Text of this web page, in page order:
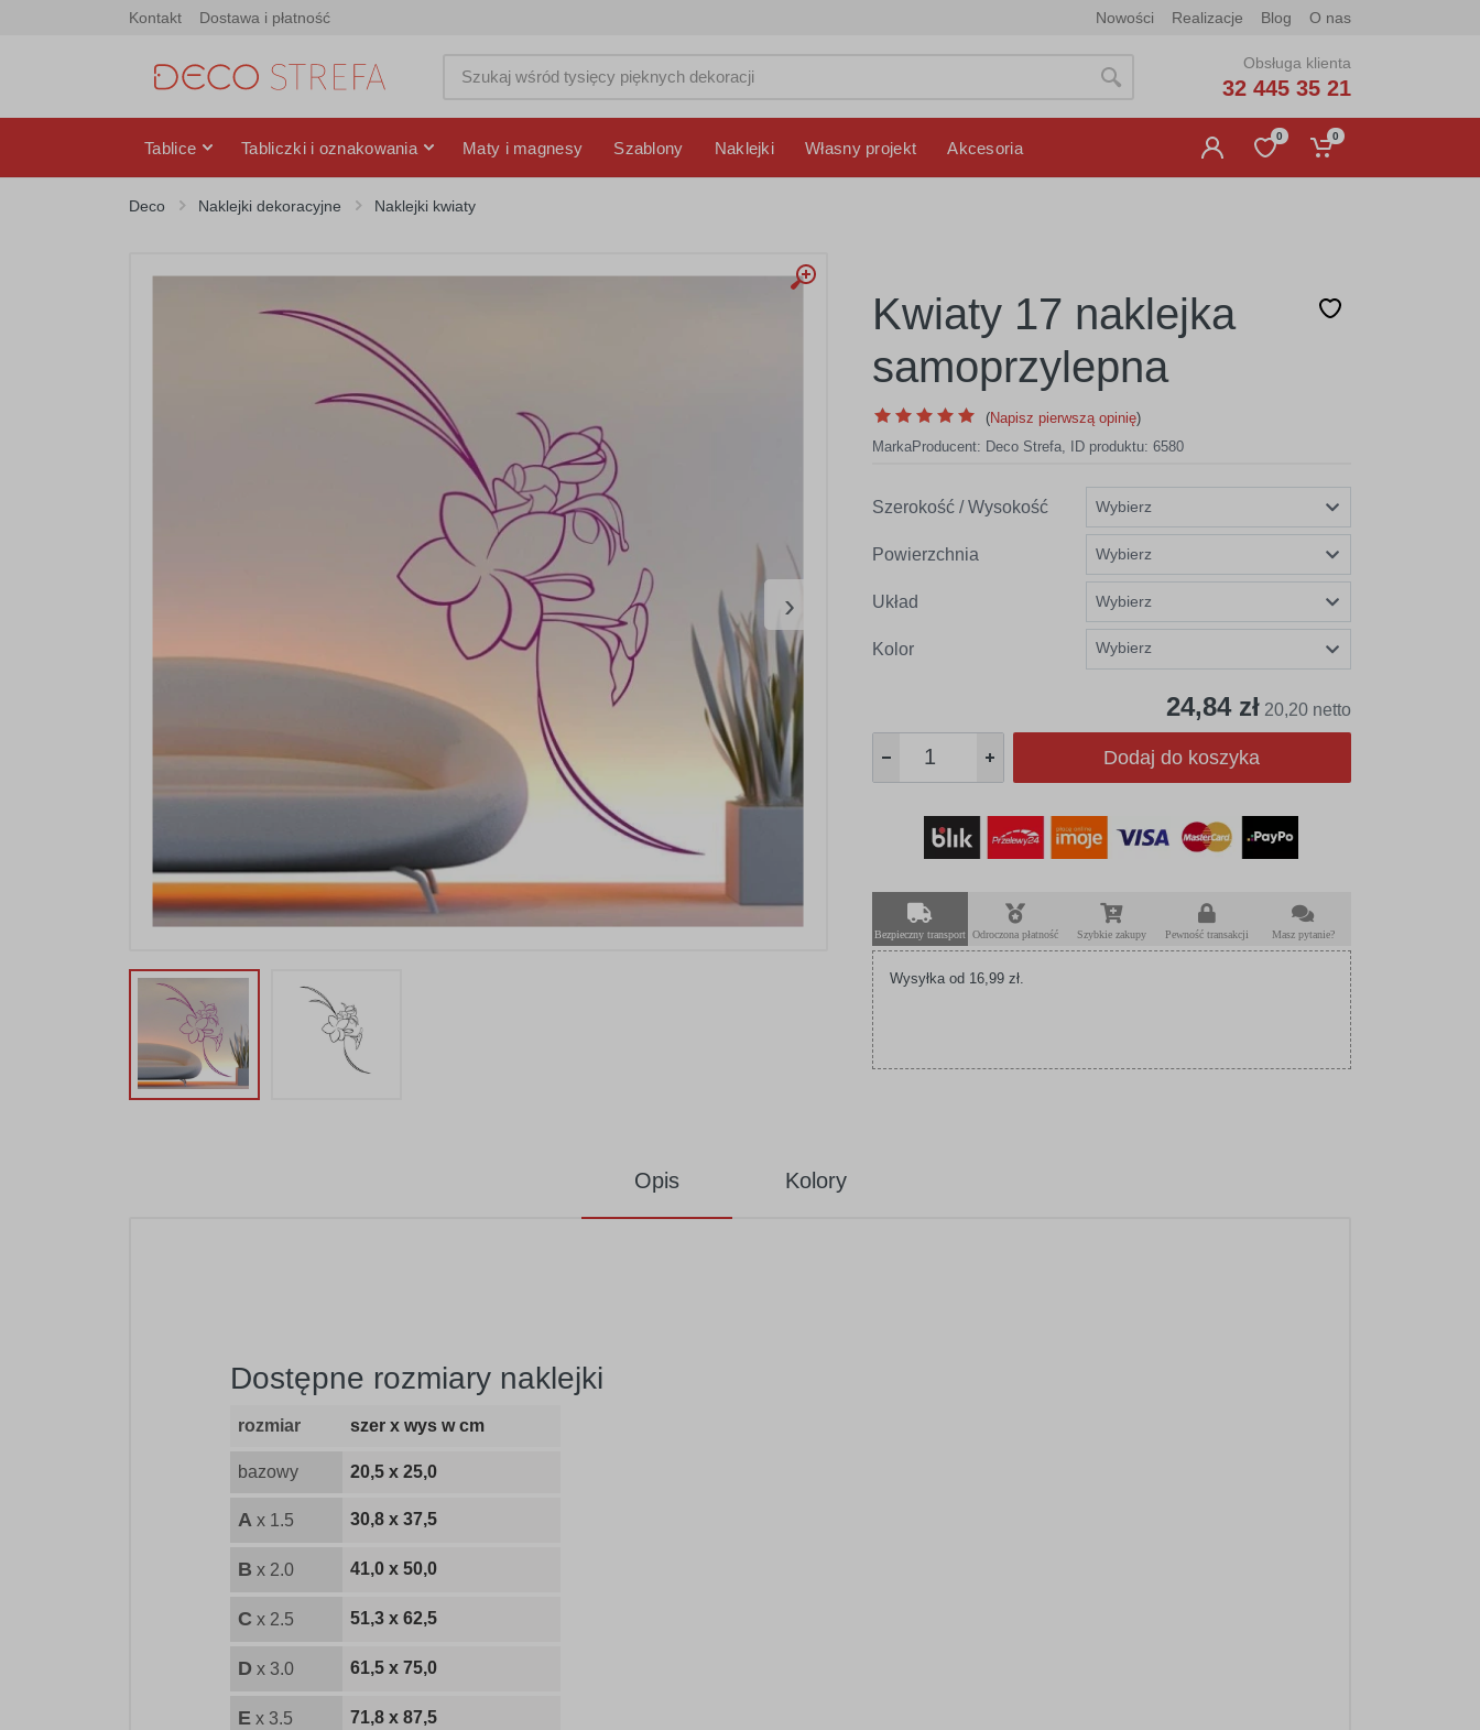
Kontakt Dostawa i płatność Nowości Realizacje Blog O nas
Obsługa klienta
32 445 35 21
Tablice Tabliczki i oznakowania Maty i magnesy Szablony Naklejki Własny projekt Akcesoria
0 0
Deco Naklejki dekoracyjne Naklejki kwiaty
›
Kwiaty 17 naklejka
samoprzylepna
(Napisz pierwszą opinię)
MarkaProducent: Deco Strefa, ID produktu: 6580
Szerokość / Wysokość
Powierzchnia
Układ
Kolor Wybierz
24,84 zł 20,20 netto
Dodaj do koszyka
Bezpieczny transport Odroczona płatność Szybkie zakupy Pewność transakcji Masz pytanie?
Wysyłka od 16,99 zł.
Opis Kolory
Dostępne rozmiary naklejki
rozmiar szer x wys w cm
bazowy 20,5 x 25,0
A x 1.5 30,8 x 37,5
B x 2.0 41,0 x 50,0
C x 2.5 51,3 x 62,5
D x 3.0 61,5 x 75,0
E x 3.5 71,8 x 87,5